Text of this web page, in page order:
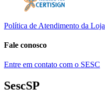
Política de Atendimento da Loja
Fale conosco
Entre em contato com o SESC
SescSP